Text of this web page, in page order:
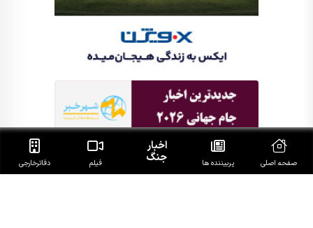
صفحه اصلی پربیننده ها
اخبار
جنگ فیلم دفاتر‌خارجی